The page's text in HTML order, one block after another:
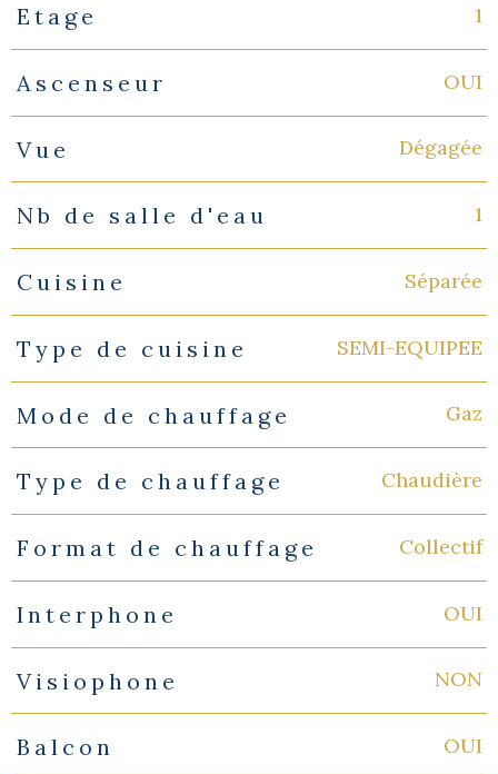
Etage 1
Ascenseur OUI
Vue Dégagée
Nb de salle d'eau 1
Cuisine Séparée
Type de cuisine SEMI-EQUIPEE
Mode de chauffage Gaz
Type de chauffage Chaudière
Format de chauffage Collectif
Interphone OUI
Visiophone NON
Balcon OUI